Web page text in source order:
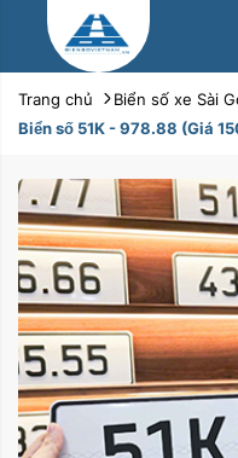
Trang chủ Biển số xe Sài
Biển số 51K - 978.88 (Giá